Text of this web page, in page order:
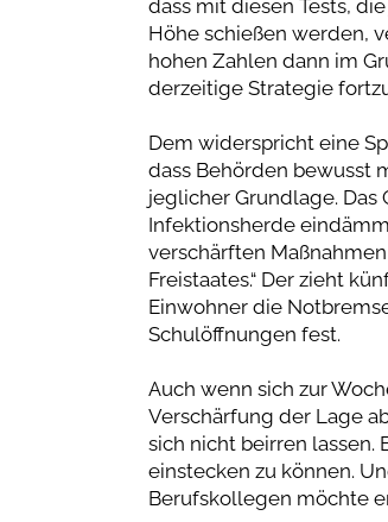
dass mit diesen Tests,
Höhe schießen werden,
hohen Zahlen dann im
derzeitige Strategie
Dem widerspricht eine
dass Behörden bewusst
jeglicher Grundlage.
Infektionsherde
verschärften
Freistaates.“ Der zieht
Einwohner die
Schulöffnungen fest.
Auch wenn sich zur
Verschärfung der Lage
sich nicht beirren lassen.
einstecken zu können.
Berufskollegen möchte